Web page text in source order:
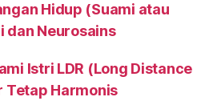
Hidup (Suami atau
dan Neurosains
Istri LDR (Long Distance
Tetap Harmonis